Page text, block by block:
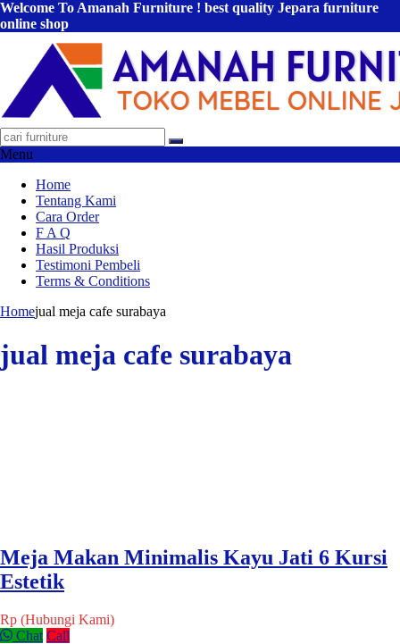
Welcome To Amanah Furniture ! best quality Jepara furniture
online shop
Menu
Home
Tentang Kami
Cara Order
F A Q
Hasil Produksi
Testimoni Pembeli
Terms & Conditions
Homejual meja cafe surabaya
jual meja cafe surabaya
Meja Makan Minimalis Kayu Jati 6 Kursi
Estetik
Rp (Hubungi Kami)
Chat Call